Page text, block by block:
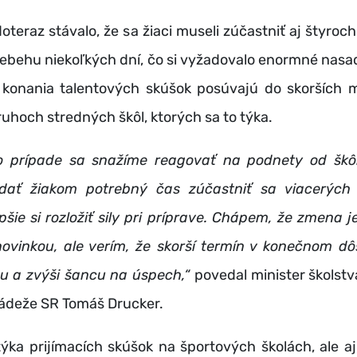
stávalo, že sa žiaci museli zúčastniť aj
niekoľkých dní, čo si vyžadovalo enormné
talentových skúšok posúvajú do skorších
stredných škôl, ktorých sa to týka.
prípade sa snažíme reagovať na podnety od
žiakom potrebný čas zúčastniť sa viacerých
si rozložiť sily pri príprave. Chápem, že zmena
ale verím, že skorší termín v konečnom
a zvýši šancu na úspech,“ povedal minister
SR Tomáš Drucker.
prijímacích skúšok na športových školách, ale